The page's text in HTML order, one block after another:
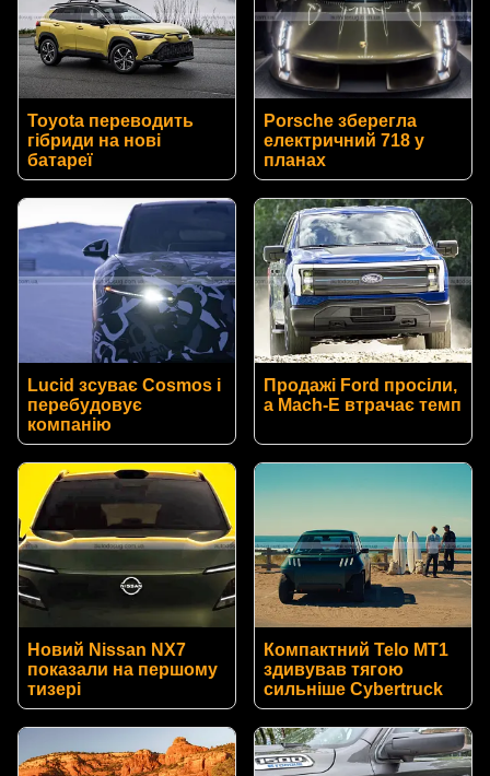
Toyota переводить
гібриди на нові
батареї
Porsche зберегла
електричний 718 у
планах
Lucid зсуває Cosmos і
перебудовує
компанію
Продажі Ford просіли,
а Mach-E втрачає темп
Новий Nissan NX7
показали на першому
тизері
Компактний Telo MT1
здивував тягою
сильніше Cybertruck